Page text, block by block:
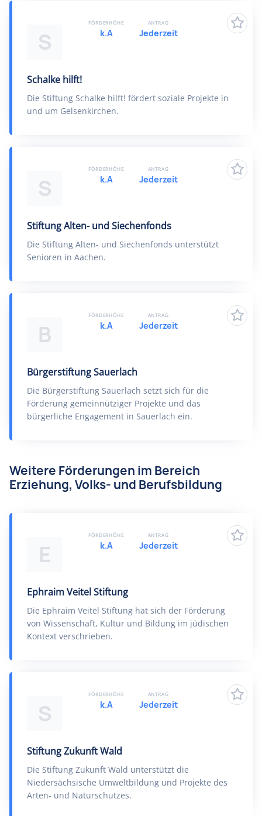
S
Schalke hilft!
Die Stiftung Schalke hilft! fördert soziale Projekte in
und um Gelsenkirchen.
FÖRDERHÖHE
k.A
ANTRAG
Jederzeit
S
Stiftung Alten- und Siechenfonds
Die Stiftung Alten- und Siechenfonds unterstützt
Senioren in Aachen.
FÖRDERHÖHE
k.A
ANTRAG
Jederzeit
B
Bürgerstiftung Sauerlach
Die Bürgerstiftung Sauerlach setzt sich für die
Förderung gemeinnütziger Projekte und das
bürgerliche Engagement in Sauerlach ein.
FÖRDERHÖHE
k.A
ANTRAG
Jederzeit
Weitere Förderungen im Bereich
Erziehung, Volks- und Berufsbildung
E
Ephraim Veitel Stiftung
Die Ephraim Veitel Stiftung hat sich der Förderung
von Wissenschaft, Kultur und Bildung im jüdischen
Kontext verschrieben.
FÖRDERHÖHE
k.A
ANTRAG
Jederzeit
S
Stiftung Zukunft Wald
Die Stiftung Zukunft Wald unterstützt die
Niedersächsische Umweltbildung und Projekte des
Arten- und Naturschutzes.
FÖRDERHÖHE
k.A
ANTRAG
Jederzeit